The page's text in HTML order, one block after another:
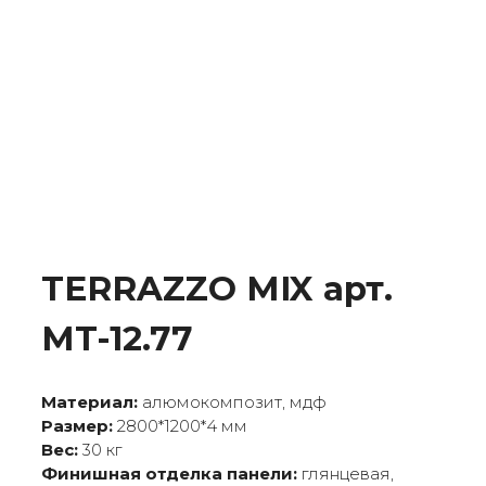
TERRAZZO MIX арт.
MT-12.77
Материал: алюмокомпозит, мдф
Размер: 2800*1200*4 мм
Вес: 30 кг
Финишная отделка панели: глянцевая,